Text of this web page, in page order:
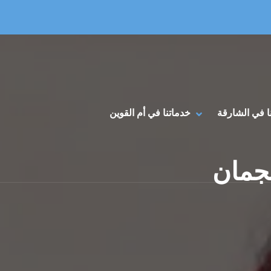
في الشارقة خدماتنا في أم القوين
SHOW خدماتنا في أم القوين SUBMENU
HIDE خدماتنا في أم القوين SUBMENU